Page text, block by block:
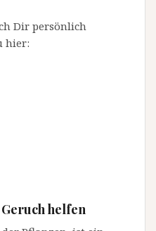
Dir persönlich
hier:
helfen